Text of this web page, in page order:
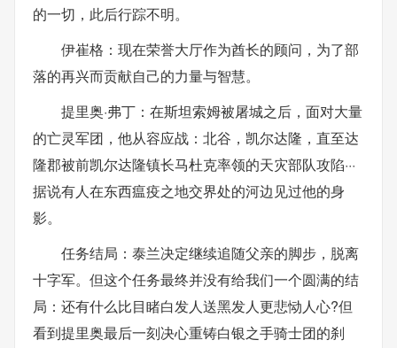
的一切，此后行踪不明。
伊崔格：现在荣誉大厅作为酋长的顾问，为了部
落的再兴而贡献自己的力量与智慧。
提里奥·弗丁：在斯坦索姆被屠城之后，面对大量
的亡灵军团，他从容应战：北谷，凯尔达隆，直至达
隆郡被前凯尔达隆镇长马杜克率领的天灾部队攻陷···
据说有人在东西瘟疫之地交界处的河边见过他的身
影。
任务结局：泰兰决定继续追随父亲的脚步，脱离
十字军。但这个任务最终并没有给我们一个圆满的结
局：还有什么比目睹白发人送黑发人更悲恸人心?但
看到提里奥最后一刻决心重铸白银之手骑士团的刹